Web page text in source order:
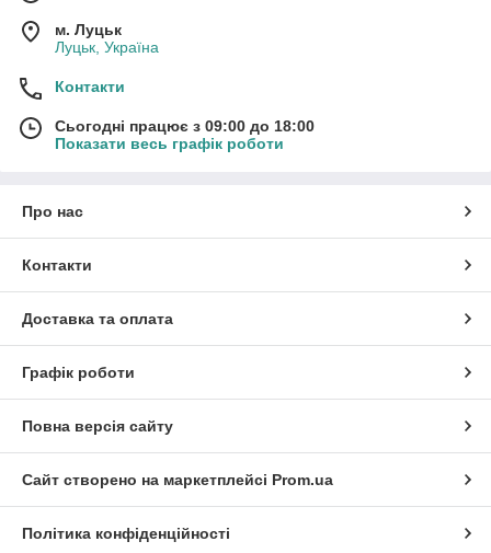
м. Луцьк
Луцьк, Україна
Контакти
Сьогодні працює з 09:00 до 18:00
Показати весь графік роботи
Про нас
Контакти
Доставка та оплата
Графік роботи
Повна версія сайту
Сайт створено на маркетплейсі Prom.ua
Політика конфіденційності